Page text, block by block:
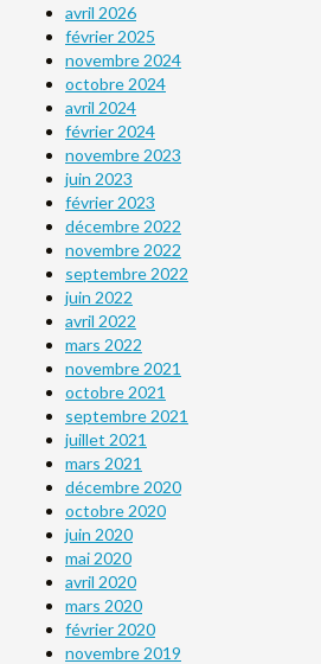
avril 2026
février 2025
novembre 2024
octobre 2024
avril 2024
février 2024
novembre 2023
juin 2023
février 2023
décembre 2022
novembre 2022
septembre 2022
juin 2022
avril 2022
mars 2022
novembre 2021
octobre 2021
septembre 2021
juillet 2021
mars 2021
décembre 2020
octobre 2020
juin 2020
mai 2020
avril 2020
mars 2020
février 2020
novembre 2019